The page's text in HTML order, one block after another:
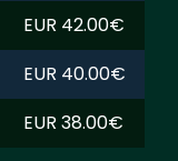
EUR 42.00€
EUR 40.00€
EUR 38.00€